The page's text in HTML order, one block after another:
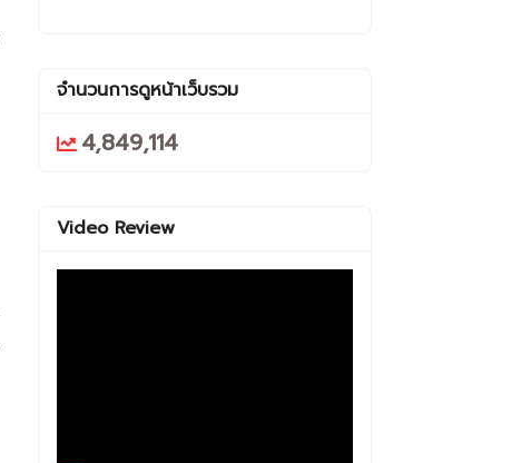
จำนวนการดูหน้าเว็บรวม
4,849,114
Video Review